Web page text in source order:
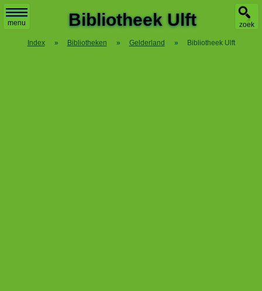
menu zoek
Bibliotheek Ulft
Index » Bibliotheken » Gelderland » Bibliotheek Ulft